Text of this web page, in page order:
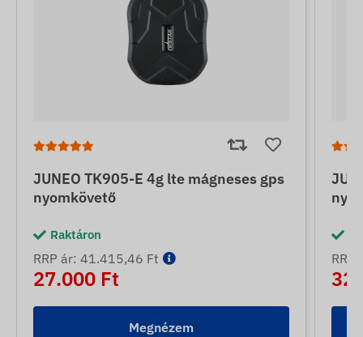
JUNEO TK905-E 4g lte mágneses gps
nyomkövető
Raktáron
RRP ár: 41.415,46 Ft
27.000 Ft
Megnézem